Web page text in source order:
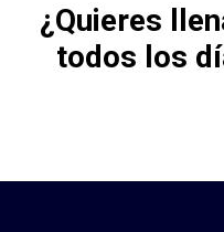
¿Quieres
todos los